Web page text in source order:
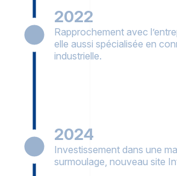
2022
Rapprochement avec
elle aussi spécialisée en
industrielle.
2024
Investissement dans une
surmoulage, nouveau site